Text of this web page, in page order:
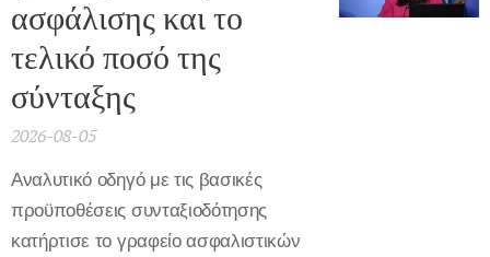
ασφάλισης και το
τελικό ποσό της
σύνταξης
2026-08-05
Αναλυτικό οδηγό με τις βασικές
προϋποθέσεις συνταξιοδότησης
κατήρτισε το γραφείο ασφαλιστικών